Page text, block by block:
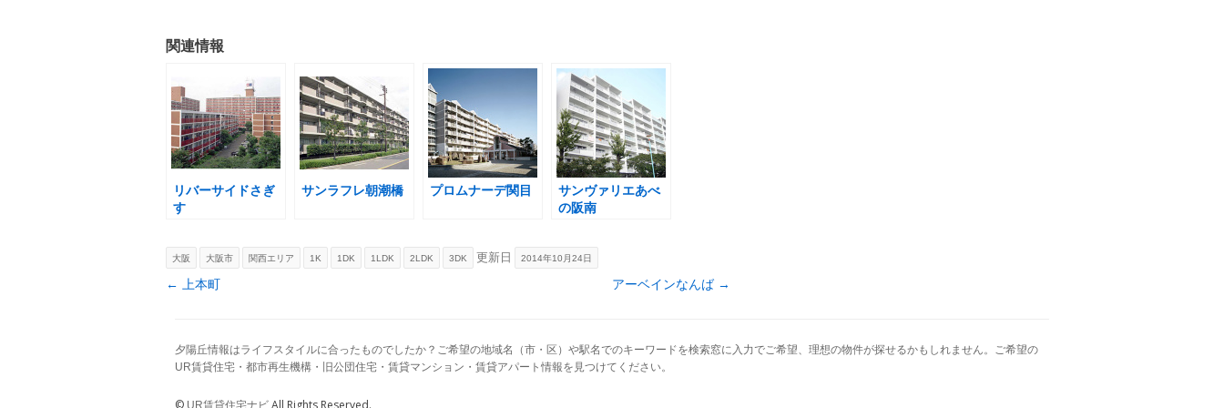
関連情報
リバーサイドさぎ
す
サンラフレ朝潮橋 プロムナーデ関目
サンヴァリエあべ
の阪南
大阪 大阪市 関西エリア 1K 1DK 1LDK 2LDK 3DK 更新日 2014年10月24日
Post navigation
← 上本町 アーベインなんば →
夕陽丘情報はライフスタイルに合ったものでしたか？ご希望の地域名（市・区）や駅名でのキーワードを検索窓に入力でご希望、理想の物件が探せるかもしれません。ご希望の
UR賃貸住宅・都市再生機構・旧公団住宅・賃貸マンション・賃貸アパート情報を見つけてください。